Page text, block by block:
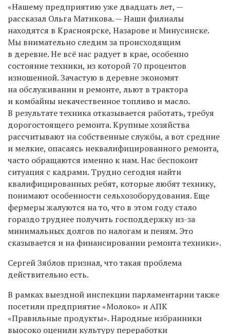
«Нашему предприятию уже двадцать лет, —
рассказал Ольга Матикова. — Наши филиалы
находятся в Красноярске, Назарове и Минусинске.
Мы внимательно следим за происходящим
в деревне. Не всё нас радует в крае, особенно
состояние техники, из которой 70 процентов
изношенной. Зачастую в деревне экономят
на обслуживании и ремонте, льют в трактора
и комбайны некачественное топливо и масло.
В результате техника отказывается работать, требуя
дорогостоящего ремонта. Крупные хозяйства
рассчитывают на собственные службы, а вот средние
и мелкие, опасаясь неквалифицированного ремонта,
часто обращаются именно к нам. Нас беспокоит
ситуация с кадрами. Трудно сегодня найти
квалифицированных ребят, которые любят технику,
понимают особенности сельхозоборудования. Еще
фермеры жалуются на то, что в этом году стало
гораздо труднее получить господдержку из-за
минимальных долгов по налогам и пеням. Это
сказывается и на финансировании ремонта техники».
Сергей Зяблов признал, что такая проблема
действительно есть.
В рамках выездной инспекции парламентарии также
посетили предприятие «Молоко» и АПК
«Правильные продукты». Народные избранники
выосоко оценили культуру переработки